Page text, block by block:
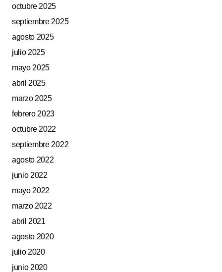
octubre 2025
septiembre 2025
agosto 2025
julio 2025
mayo 2025
abril 2025
marzo 2025
febrero 2023
octubre 2022
septiembre 2022
agosto 2022
junio 2022
mayo 2022
marzo 2022
abril 2021
agosto 2020
julio 2020
junio 2020